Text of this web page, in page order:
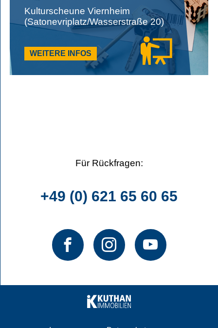
Kulturscheune Viernheim
(Satonevriplatz/Wasserstraße 20)
WEITERE INFOS
Für Rückfragen:
+49 (0) 621 65 60 65